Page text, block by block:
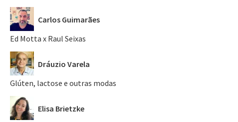
Carlos Guimarães
Ed Motta x Raul Seixas
Dráuzio Varela
Glúten, lactose e outras modas
Elisa Brietzke